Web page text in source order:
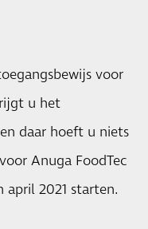
voor
u het
daar hoeft u niets
Anuga FoodTec
2021 starten.